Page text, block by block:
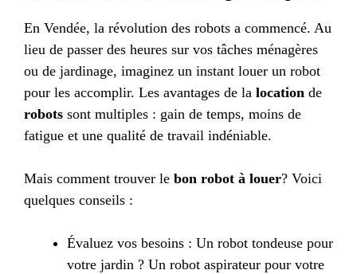
En Vendée, la révolution des robots a commencé. Au
lieu de passer des heures sur vos tâches ménagères
ou de jardinage, imaginez un instant louer un robot
pour les accomplir. Les avantages de la location de
robots sont multiples : gain de temps, moins de
fatigue et une qualité de travail indéniable.
Mais comment trouver le bon robot à louer? Voici
quelques conseils :
Évaluez vos besoins : Un robot tondeuse pour
votre jardin ? Un robot aspirateur pour votre